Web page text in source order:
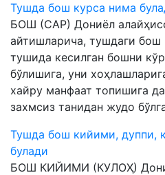
Тушда бош курса нима
БОШ (САР) Дониёл
айтишларича, тушдаги бош
тушида кесилган бошни
бўлишига, уни
хайру манфаат топишига
захмсиз танидан жудо
Тушда бош кийими, дуппи,
булади
БОШ КИЙИМИ (КУЛОҲ)